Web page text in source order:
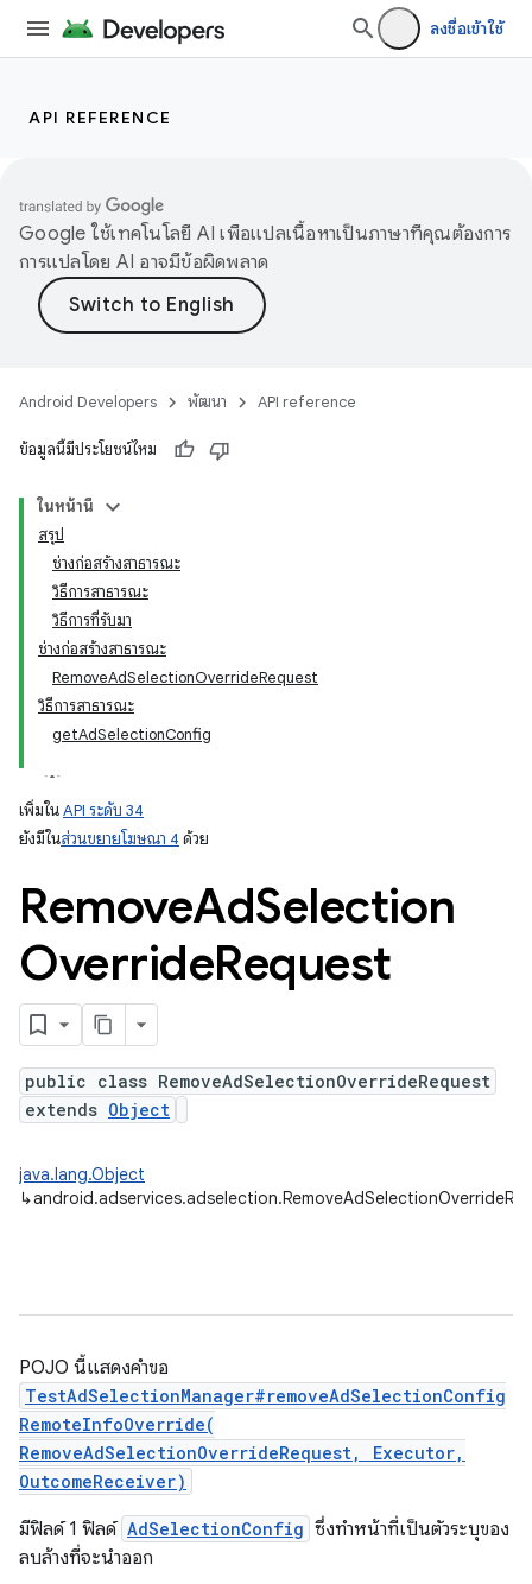
ลงชื่อเข้าใช้
API REFERENCE
Google ใช้เทคโนโลยี AI เพื่อแปลเนื้อหาเป็นภาษาที่คุณต้องการ
การแปลโดย AI อาจมีข้อผิดพลาด
Android Developers พัฒนา API reference
ข้อมูลนี้มีประโยชน์ไหม
ในหน้านี้
สรุป
ช่างก่อสร้างสาธารณะ
วิธีการสาธารณะ
วิธีการที่รับมา
ช่างก่อสร้างสาธารณะ
RemoveAdSelectionOverrideRequest
วิธีการสาธารณะ
getAdSelectionConfig
เพิ่มในAPI ระดับ 34
ยังมีในส่วนขยายโฆษณา 4 ด้วย
RemoveAdSelection
OverrideRequest
public class RemoveAdSelectionOverrideRequest
extends Object
java.lang.Object
↳
POJO นี้แสดงคำขอ
TestAdSelectionManager#removeAdSelectionConfig
RemoteInfoOverride(
RemoveAdSelectionOverrideRequest, Executor,
OutcomeReceiver)
มีฟิลด์ 1 ฟิลด์ AdSelectionConfig ซึ่งทำหน้าที่เป็นตัวระบุของ
ลบล้างที่จะนำออก